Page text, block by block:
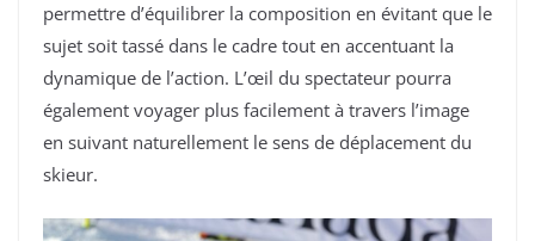
permettre d’équilibrer la composition en évitant que le
sujet soit tassé dans le cadre tout en accentuant la
dynamique de l’action. L’œil du spectateur pourra
également voyager plus facilement à travers l’image
en suivant naturellement le sens de déplacement du
skieur.